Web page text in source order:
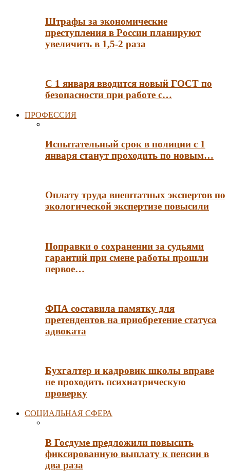
Штрафы за экономические
преступления в России планируют
увеличить в 1,5-2 раза
С 1 января вводится новый ГОСТ по
безопасности при работе с…
ПРОФЕССИЯ
Испытательный срок в полиции с 1
января станут проходить по новым…
Оплату труда внештатных экспертов по
экологической экспертизе повысили
Поправки о сохранении за судьями
гарантий при смене работы прошли
первое…
ФПА составила памятку для
претендентов на приобретение статуса
адвоката
Бухгалтер и кадровик школы вправе
не проходить психиатрическую
проверку
СОЦИАЛЬНАЯ СФЕРА
В Госдуме предложили повысить
фиксированную выплату к пенсии в
два раза